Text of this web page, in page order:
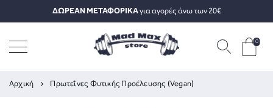
ΔΩΡΕΑΝ ΜΕΤΑΦΟΡΙΚΑγια αγορές άνω των 20€
0
Αρχική Πρωτεΐνες Φυτικής Προέλευσης (Vegan)